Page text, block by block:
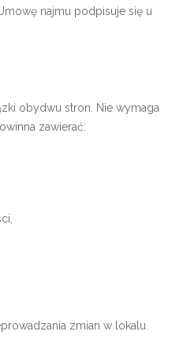
najmu podpisuje się u
obydwu stron. Nie wymaga
zawierać:
zmian w lokalu.